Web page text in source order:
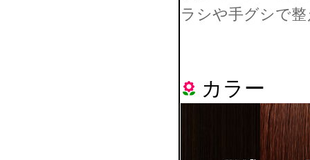
ラシや手グシで
カラー